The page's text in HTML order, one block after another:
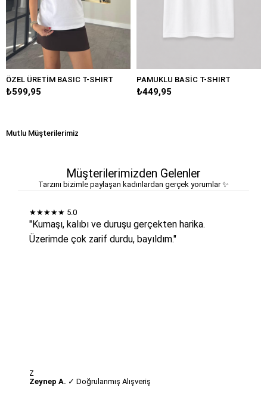
ÖZEL ÜRETİM BASIC T-SHIRT
₺599,95
PAMUKLU BASİC T-SHIRT
₺449,95
Mutlu Müşterilerimiz
Müşterilerimizden Gelenler
Tarzını bizimle paylaşan kadınlardan gerçek yorumlar ✨
★★★★★ 5.0
"Kumaşı, kalıbı ve duruşu gerçekten harika.
Üzerimde çok zarif durdu, bayıldım."
Z
Zeynep A. ✓ Doğrulanmış Alışveriş